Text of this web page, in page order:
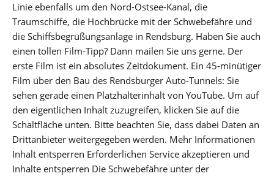
Linie ebenfalls um den Nord-Ostsee-Kanal, die
Traumschiffe, die Hochbrücke mit der Schwebefähre und
die Schiffsbegrüßungsanlage in Rendsburg. Haben Sie auch
einen tollen Film-Tipp? Dann mailen Sie uns gerne. Der
erste Film ist ein absolutes Zeitdokument. Ein 45-minütiger
Film über den Bau des Rendsburger Auto-Tunnels: Sie
sehen gerade einen Platzhalterinhalt von YouTube. Um auf
den eigentlichen Inhalt zuzugreifen, klicken Sie auf die
Schaltfläche unten. Bitte beachten Sie, dass dabei Daten an
Drittanbieter weitergegeben werden. Mehr Informationen
Inhalt entsperren Erforderlichen Service akzeptieren und
Inhalte entsperren Die Schwebefähre unter der